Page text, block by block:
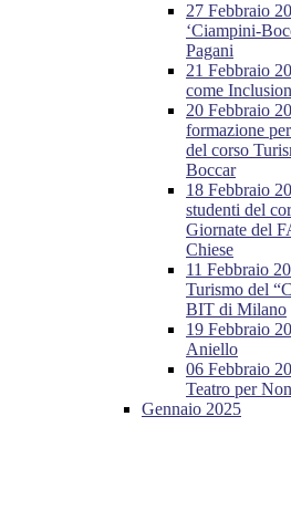
27 Febbraio
‘Ciampini-
Pagani
21 Febbraio
come
20 Febbraio
formazione
del corso
Boccar
18 Febbraio
studenti del
Giornate del
Chiese
11 Febbraio
Turismo del
BIT di Milano
19 Febbraio
Aniello
06 Febbraio
Teatro per
Gennaio 2025